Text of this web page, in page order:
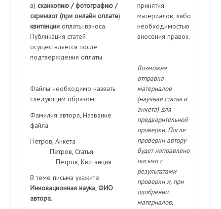
в) сканкопию / фотографию /
скриншот (при онлайн оплате)
квитанцииоплаты взноса.
Публикация статей
осуществляется после
подтверждения оплаты
Файлы необходимо назвать
следующим образом:
Фамилия автора, Название
файла
Петров, Анкета
Петров, Статья
Петров, Квитанция
В теме письма укажите:
Инновационная наука, ФИО
автора.
принятия
материалов, либо
необходимостью
внесения правок.
Возможна
отправка
материалов
(научная статья и
анкета) для
предварительной
проверки. После
проверки автору
будет направлено
письмо с
результатами
проверки и, при
одобрении
материалов,